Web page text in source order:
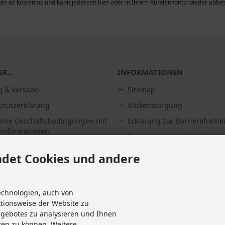
ist kostenlos und kann jederzeit hier oder in Ihrem Kundenkonto wieder
& Versand
Geschäftsbedingungen mit
widerrufen
INFORMATIONEN
Sitemap
Altölentsorgung
Erklärung zur
Entsorgung von Altbatterien
Cookies und andere
auch von
der Website zu
zu analysieren und Ihnen